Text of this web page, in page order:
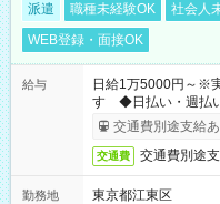
派遣 職種未経験OK 社会人
WEB登録・面接OK
給与
日給1万5000円～※
す ◆日払い・週払
も異なります
交通費別途支給あ
交通費 交通費別途
勤務地
東京都江東区